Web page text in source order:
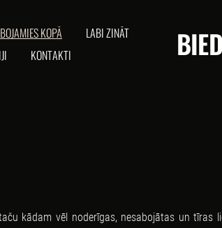
KOPĀ
LABI ZINĀT
KONTAKTI
kādam vēl noderīgas, nesabojātas un tīras